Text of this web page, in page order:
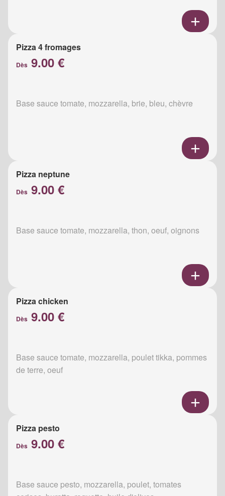
Pizza 4 fromages
Dès 9.00 €
Base sauce tomate, mozzarella, brie, bleu, chèvre
Pizza neptune
Dès 9.00 €
Base sauce tomate, mozzarella, thon, oeuf, oignons
Pizza chicken
Dès 9.00 €
Base sauce tomate, mozzarella, poulet tikka, pommes
de terre, oeuf
Pizza pesto
Dès 9.00 €
Base sauce pesto, mozzarella, poulet, tomates